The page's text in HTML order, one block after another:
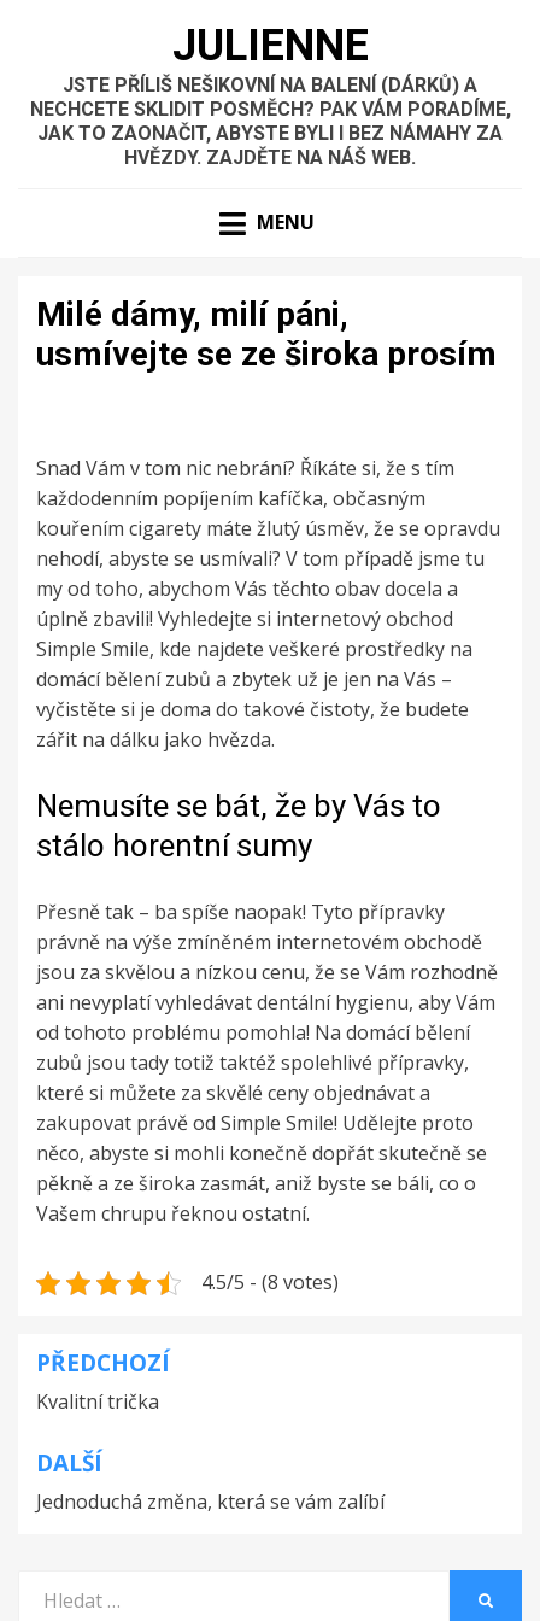
JULIENNE
JSTE PŘÍLIŠ NEŠIKOVNÍ NA BALENÍ (DÁRKŮ) A
NECHCETE SKLIDIT POSMĚCH? PAK VÁM PORADÍME,
JAK TO ZAONAČIT, ABYSTE BYLI I BEZ NÁMAHY ZA
HVĚZDY. ZAJDĚTE NA NÁŠ WEB.
MENU
Milé dámy, milí páni,
usmívejte se ze široka prosím
Snad Vám v tom nic nebrání? Říkáte si, že s tím
každodenním popíjením kafíčka, občasným
kouřením cigarety máte žlutý úsměv, že se opravdu
nehodí, abyste se usmívali? V tom případě jsme tu
my od toho, abychom Vás těchto obav docela a
úplně zbavili! Vyhledejte si internetový obchod
Simple Smile, kde najdete veškeré prostředky na
domácí bělení zubů a zbytek už je jen na Vás –
vyčistěte si je doma do takové čistoty, že budete
zářit na dálku jako hvězda.
Nemusíte se bát, že by Vás to
stálo horentní sumy
Přesně tak – ba spíše naopak! Tyto přípravky
právně na výše zmíněném internetovém obchodě
jsou za skvělou a nízkou cenu, že se Vám rozhodně
ani nevyplatí vyhledávat dentální hygienu, aby Vám
od tohoto problému pomohla! Na domácí bělení
zubů jsou tady totiž taktéž spolehlivé přípravky,
které si můžete za skvělé ceny objednávat a
zakupovat právě od Simple Smile! Udělejte proto
něco, abyste si mohli konečně dopřát skutečně se
pěkně a ze široka zasmát, aniž byste se báli, co o
Vašem chrupu řeknou ostatní.
4.5/5 - (8 votes)
Navigace
pro
příspěvek
PŘEDCHOZÍ
Kvalitní trička
DALŠÍ
Jednoduchá změna, která se vám zalíbí